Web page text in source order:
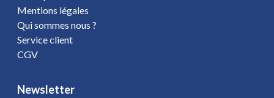
Mentions légales
Qui sommes nous ?
Service client
CGV
Newsletter